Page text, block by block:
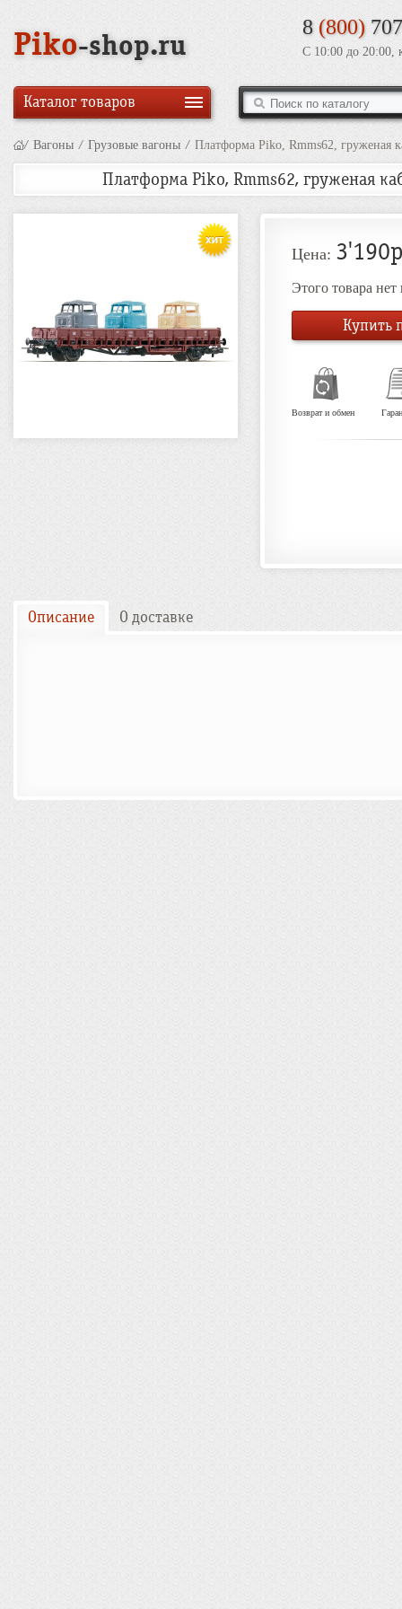
Piko-shop.ru
8 (800)
С 10:00 до 20:00,
Каталог товаров
/ Вагоны / Грузовые вагоны / Платформа Piko, Rmms62, груженая
Платформа Piko, Rmms62, груженая
Цена:
Этого товара
Купить
Возврат и обмен
Описание О доставке